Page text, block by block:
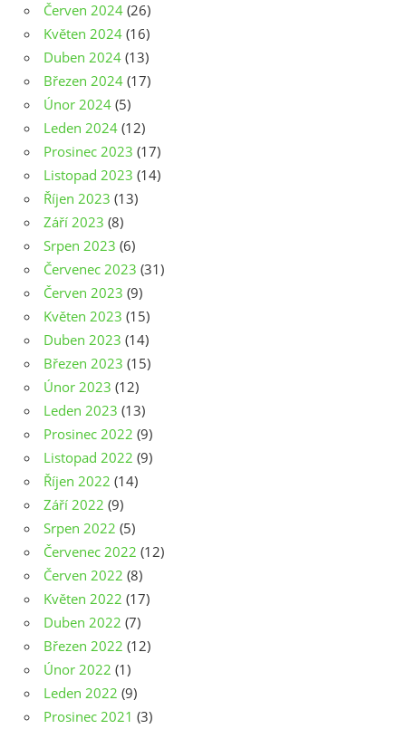
Červen 2024 (26)
Květen 2024 (16)
Duben 2024 (13)
Březen 2024 (17)
Únor 2024 (5)
Leden 2024 (12)
Prosinec 2023 (17)
Listopad 2023 (14)
Říjen 2023 (13)
Září 2023 (8)
Srpen 2023 (6)
Červenec 2023 (31)
Červen 2023 (9)
Květen 2023 (15)
Duben 2023 (14)
Březen 2023 (15)
Únor 2023 (12)
Leden 2023 (13)
Prosinec 2022 (9)
Listopad 2022 (9)
Říjen 2022 (14)
Září 2022 (9)
Srpen 2022 (5)
Červenec 2022 (12)
Červen 2022 (8)
Květen 2022 (17)
Duben 2022 (7)
Březen 2022 (12)
Únor 2022 (1)
Leden 2022 (9)
Prosinec 2021 (3)